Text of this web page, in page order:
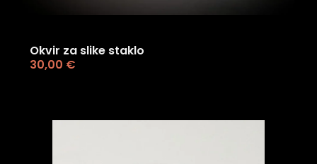
Okvir za slike staklo
30,00 €